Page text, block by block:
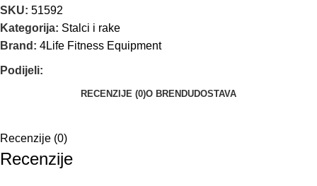
SKU: 51592
Kategorija: Stalci i rake
Brand: 4Life Fitness Equipment
Podijeli:
RECENZIJE (0)O BRENDUDOSTAVA
Recenzije (0)
Recenzije